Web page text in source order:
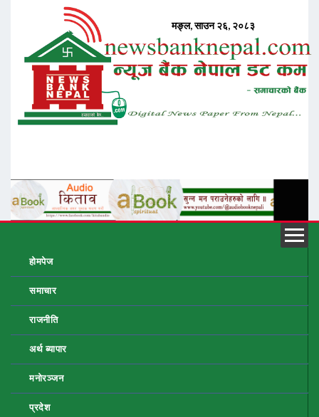
होमपेज
समाचार
राजनीति
अर्थ ब्यापार
मनोरञ्जन
प्रदेश